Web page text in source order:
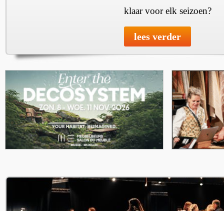
klaar voor elk seizoen?
lees verder